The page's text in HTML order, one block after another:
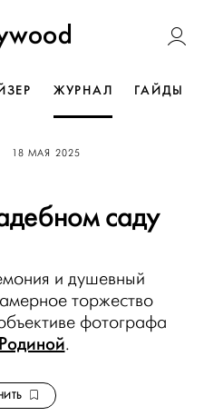
Weddywood
ЖУРНАЛ ГАЙДЫ
ОПУБЛИКОВАНО
18 МАЯ 2025
саду
и душевный
торжество
фотографа
.